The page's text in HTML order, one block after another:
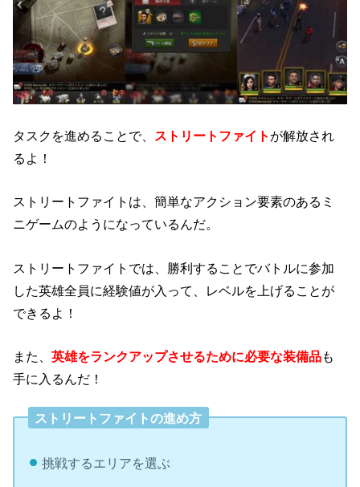
タスクを進めることで、 ストリートファイト が解放され
るよ！
ストリートファイトは、簡単なアクション要素のあるミ
ニゲームのようになっているんだ。
ストリートファイトでは、勝利することでバトルに参加
した英雄全員に経験値が入って、レベルを上げることが
できるよ！
また、英雄をランクアップさせるために必要な装備品も
手に入るんだ！
ストリートファイトの進め方
挑戦するエリアを選ぶ